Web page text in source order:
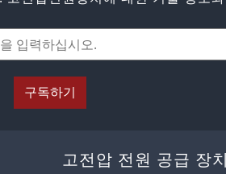
구독하기
고전압 전원 공급 장